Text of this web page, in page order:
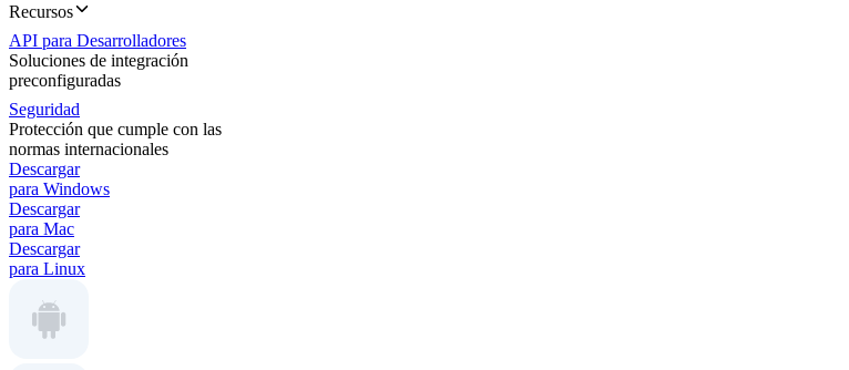
Recursos
API para Desarrolladores
Soluciones de integración
preconfiguradas
Seguridad
Protección que cumple con las
normas internacionales
Descargar
para Windows
Descargar
para Mac
Descargar
para Linux